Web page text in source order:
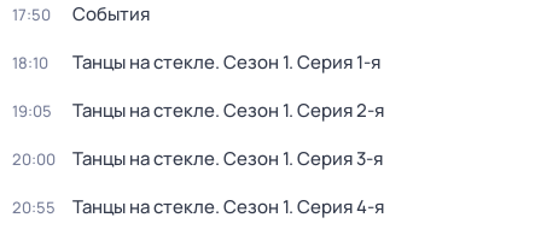
17:50 События
18:10 Танцы на стекле. Сезон 1. Серия 1-я
19:05 Танцы на стекле. Сезон 1. Серия 2-я
20:00 Танцы на стекле. Сезон 1. Серия 3-я
20:55 Танцы на стекле. Сезон 1. Серия 4-я